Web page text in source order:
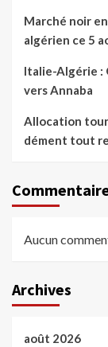
Marché noir
algérien ce 5
Italie-Algérie :
vers Annaba
Allocation
dément tout
Aucun
Archives
août 2026